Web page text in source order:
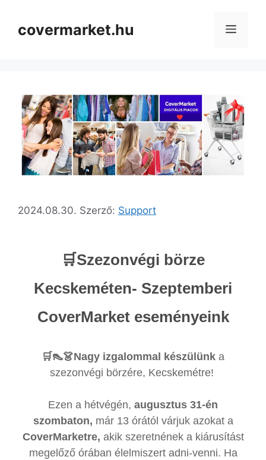
covermarket.hu
2024.08.30. Szerző: Support
🛒Szezonvégi börze
Kecskeméten- Szeptemberi
CoverMarket eseményeink
🛒👠👗Nagy izgalommal készülünk a
szezonvégi börzére, Kecskemétre!
Ezen a hétvégén, augusztus 31-én
szombaton, már 13 órától várjuk azokat a
CoverMarketre, akik szeretnének a kiárusítást
megelőző órában élelmiszert adni-venni. Ha